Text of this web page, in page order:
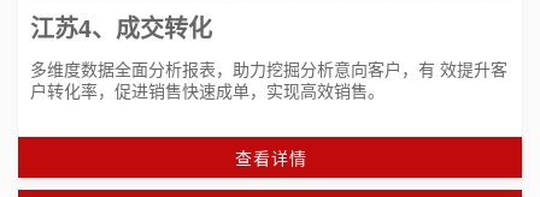
江苏4、成交转化
多维度数据全面分析报表，助力挖掘分析意向客户，有 效提升客
户转化率，促进销售快速成单，实现高效销售。
查看详情